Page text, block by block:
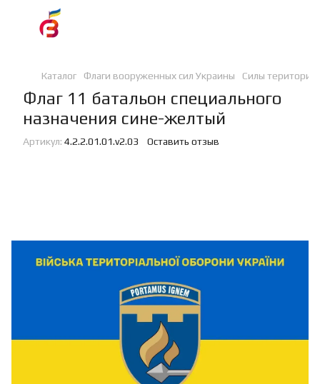
Каталог Флаги вооруженных сил Украины Силы
Флаг 11 батальон специального
назначения сине-желтый
Артикул: 4.2.2.01.01.v2.03 Оставить отзыв